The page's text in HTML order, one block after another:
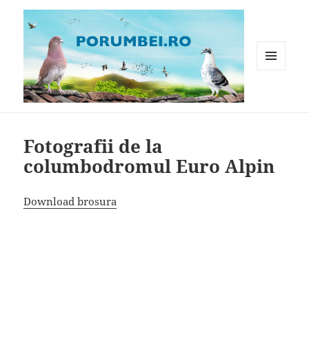
Fotografii de la
columbodromul Euro Alpin
Download brosura